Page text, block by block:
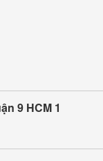
9 HCM 1